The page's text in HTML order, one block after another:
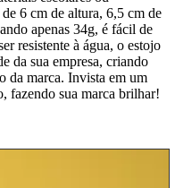
6 cm de altura, 6,5 cm de
apenas 34g, é fácil de
resistente à água, o estojo
da sua empresa, criando
da marca. Invista em um
fazendo sua marca brilhar!